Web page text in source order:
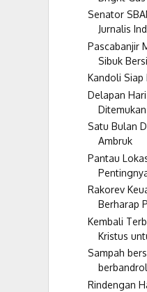
Senator
Jurnalis
Pascabanjir
Sibuk
Kandoli Siap
Delapan
Satu Bulan
Ambruk
Pantau
Rakorev
Berharap
Kembali
Kristus
Sampah
Rindengan